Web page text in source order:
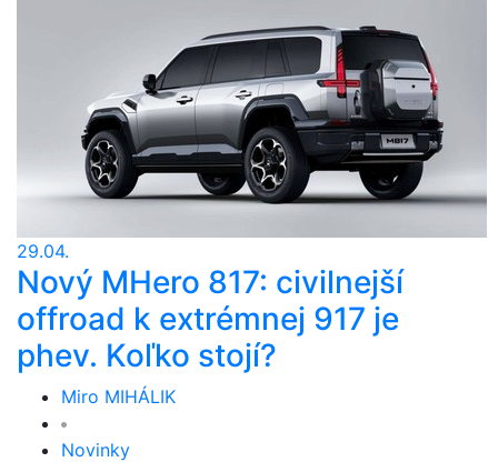
29.04.
Nový MHero 817: civilnejší
offroad k extrémnej 917 je
phev. Koľko stojí?
Miro MIHÁLIK
Novinky